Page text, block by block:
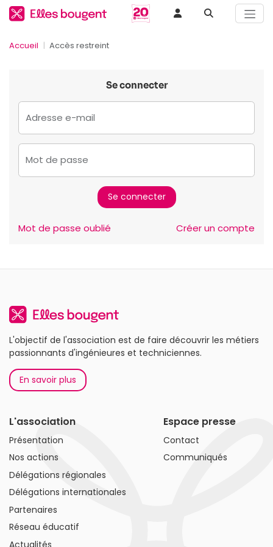
Accueil Accès restreint
Se connecter
Adresse e-mail
Mot de passe
Mot de passe oublié Créer un compte
L'objectif de l'association est de faire découvrir les métiers
passionnants d'ingénieures et techniciennes.
En savoir plus
L'association
Présentation
Nos actions
Délégations régionales
Délégations internationales
Partenaires
Réseau éducatif
Actualités
Espace presse
Contact
Communiqués